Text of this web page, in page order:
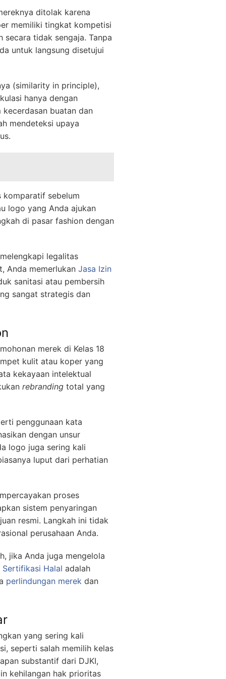
ditolak karena
memiliki tingkat kompetisi
tidak sengaja. Tanpa
untuk langsung disetujui
(similarity in principle),
hanya dengan
buatan dan
mendeteksi upaya
komparatif sebelum
logo yang Anda ajukan
di pasar fashion dengan
legalitas
Anda memerlukan Jasa Izin
sanitasi atau pembersih
sangat strategis dan
merek di Kelas 18
kulit atau koper yang
kekayaan intelektual
rebranding total yang
penggunaan kata
dengan unsur
logo juga sering kali
luput dari perhatian
proses
sistem penyaringan
resmi. Langkah ini tidak
perusahaan Anda.
jika Anda juga mengelola
Sertifikasi Halal adalah
perlindungan merek dan
yang sering kali
seperti salah memilih kelas
substantif dari DJKI,
kehilangan hak prioritas